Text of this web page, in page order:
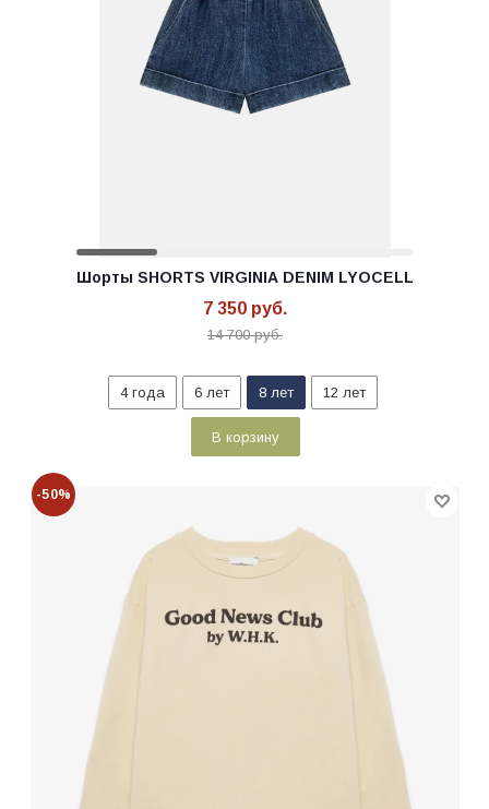
Шорты SHORTS VIRGINIA DENIM LYOCELL
7 350 руб.
14 700руб.
4 года 6 лет 8 лет 12 лет
В корзину
-50%